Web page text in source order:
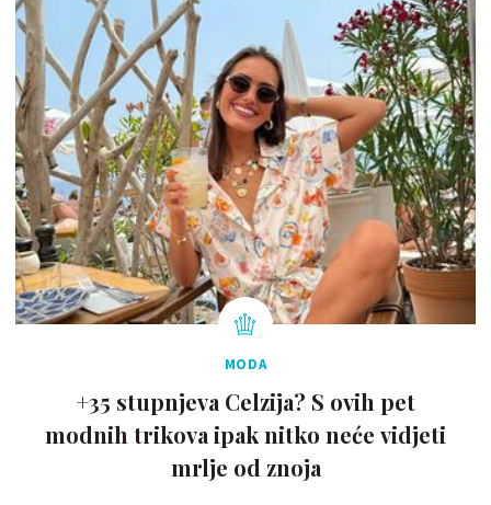
MODA
+35 stupnjeva Celzija? S ovih pet
modnih trikova ipak nitko neće vidjeti
mrlje od znoja